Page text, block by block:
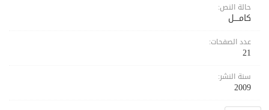
حالة النص:
كامــــل
عدد الصفحات:
21
سنة النشر:
2009